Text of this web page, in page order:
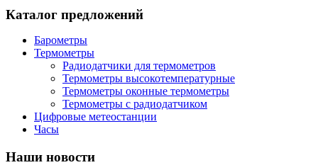
Каталог предложений
Барометры
Термометры
Радиодатчики для термометров
Термометры высокотемпературные
Термометры оконные термометры
Термометры с радиодатчиком
Цифровые метеостанции
Часы
Наши новости